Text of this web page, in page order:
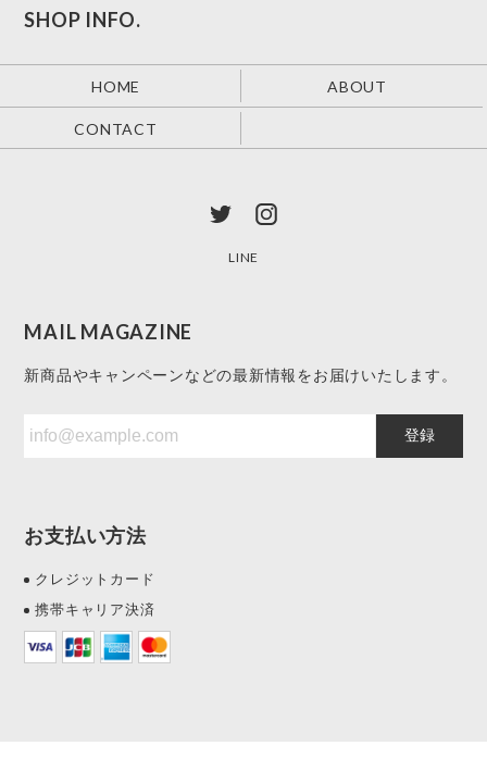
SHOP INFO.
HOME ABOUT
CONTACT
LINE
MAIL MAGAZINE
新商品やキャンペーンなどの最新情報をお届けいたします。
登録
お支払い方法
クレジットカード
携帯キャリア決済